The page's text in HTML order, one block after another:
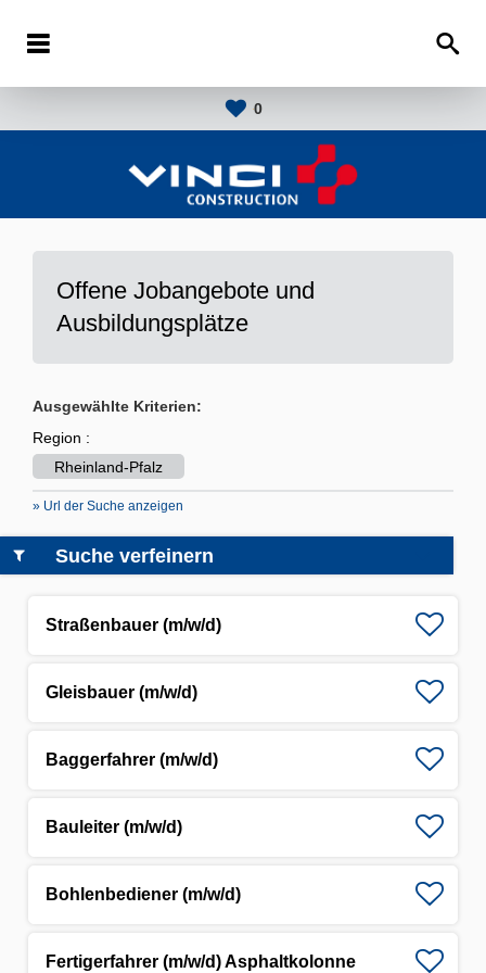
0
Offene Jobangebote und
Ausbildungsplätze
Ausgewählte Kriterien:
Region :
Rheinland-Pfalz
» Url der Suche anzeigen
Straßenbauer (m/w/d)
Gleisbauer (m/w/d)
Baggerfahrer (m/w/d)
Bauleiter (m/w/d)
Bohlenbediener (m/w/d)
Fertigerfahrer (m/w/d) Asphaltkolonne
Suche verfeinern